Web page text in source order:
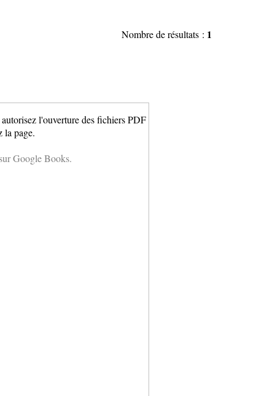
Nombre de résultats : 1
l'ouverture des fichiers PDF
la page.
Google Books.